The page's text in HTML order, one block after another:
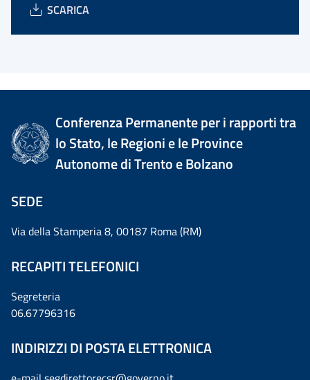
SCARICA
Conferenza Permanente per i rapporti tra
lo Stato, le Regioni e le Province
Autonome di Trento e Bolzano
SEDE
Via della Stamperia 8, 00187 Roma (RM)
RECAPITI TELEFONICI
Segreteria
06.67796316
INDIRIZZI DI POSTA ELETTRONICA